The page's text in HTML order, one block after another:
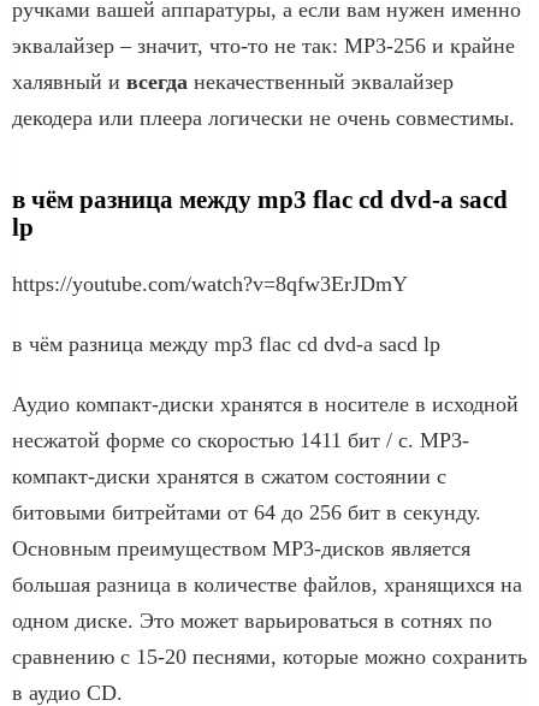
ручками вашей аппаратуры, а если вам нужен именно
эквалайзер – значит, что-то не так: MP3-256 и крайне
халявный и всегда некачественный эквалайзер
декодера или плеера логически не очень совместимы.
в чём разница между mp3 flac cd dvd-a sacd
lp
https://youtube.com/watch?v=8qfw3ErJDmY
в чём разница между mp3 flac cd dvd-a sacd lp
Аудио компакт-диски хранятся в носителе в исходной
несжатой форме со скоростью 1411 бит / с. MP3-
компакт-диски хранятся в сжатом состоянии с
битовыми битрейтами от 64 до 256 бит в секунду.
Основным преимуществом MP3-дисков является
большая разница в количестве файлов, хранящихся на
одном диске. Это может варьироваться в сотнях по
сравнению с 15-20 песнями, которые можно сохранить
в аудио CD.